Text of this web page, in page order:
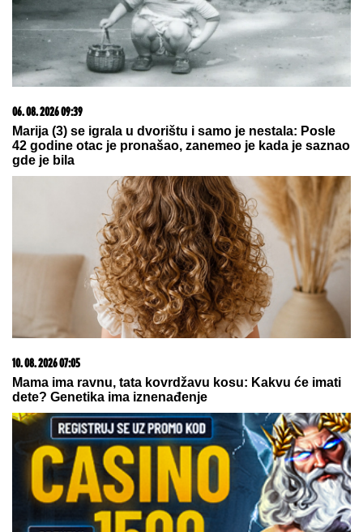
10. 08. 2026 19:45
DRAMA NA PACIFIKU! Kako je podmornica uspela da
potopi američku krstaricu na vežbama RIMPAC?
Петиција против Михаела Мартенса после
скандалозног питања у Београду
10. 08. 2026 09:05
Bogorodica ili sv Petka: Koje ikone mame nose u
novčanicima